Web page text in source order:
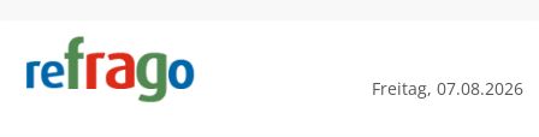
springen
Freitag, 07.08.2026
refrago